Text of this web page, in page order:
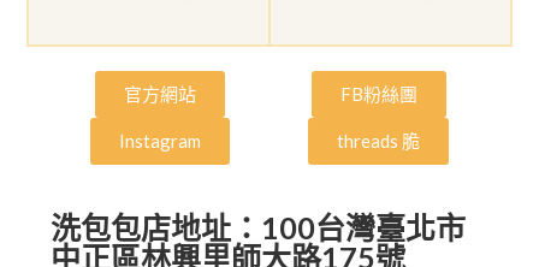
官方網站 FB粉絲團
Instagram threads 脆
洗包包店地址：100台灣臺北市
中正區林興里師大路175號